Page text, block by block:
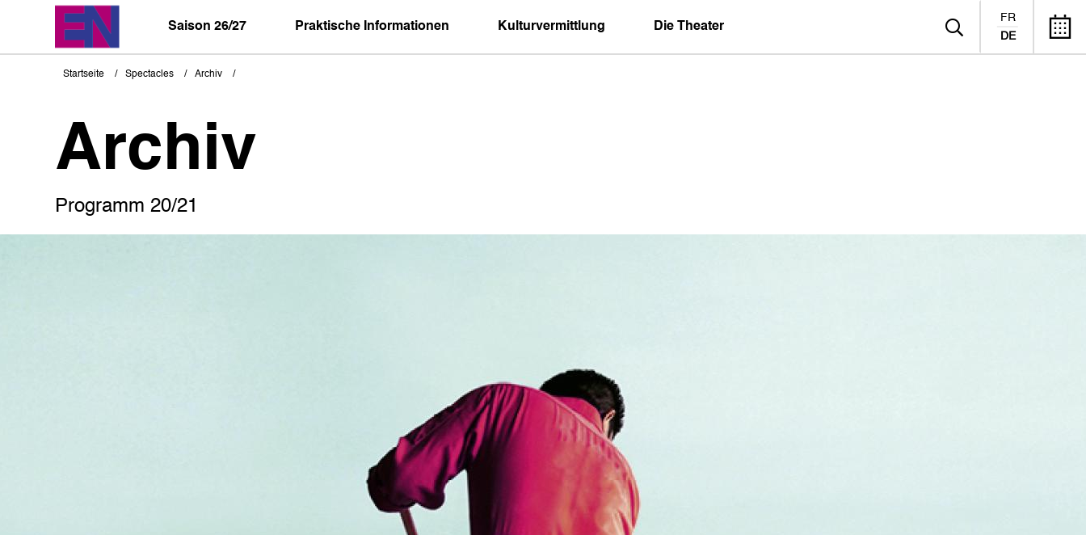
Saison 26/27 Praktische Informationen Kulturvermittlung Die Theater
FR
DE
Pfadnavigation
Startseite Spectacles Archiv
Archiv
Programm 20/21